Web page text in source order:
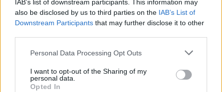
IAB’s list of downstream participants. This information may
also be disclosed by us to third parties on the IAB’s List of
Downstream Participants that may further disclose it to other
Please note that this website/app uses one or more Google
not limited to your visit or usage behaviour. You may click to
grant or deny consent to Google and its third-party tags to
Personal Data Processing Opt Outs
I want to opt-out of the Sharing of my
personal data.
Opted In